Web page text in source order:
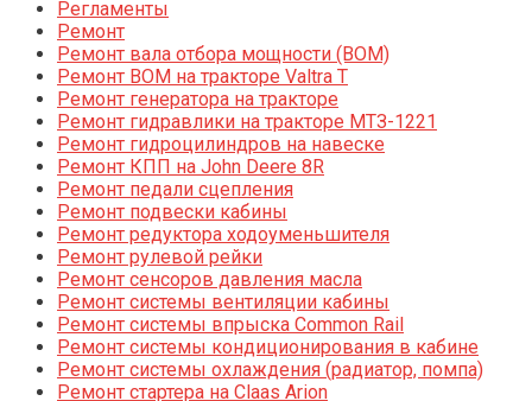
Регламенты
Ремонт
Ремонт вала отбора мощности (ВОМ)
Ремонт ВОМ на тракторе Valtra T
Ремонт генератора на тракторе
Ремонт гидравлики на тракторе МТЗ-1221
Ремонт гидроцилиндров на навеске
Ремонт КПП на John Deere 8R
Ремонт педали сцепления
Ремонт подвески кабины
Ремонт редуктора ходоуменьшителя
Ремонт рулевой рейки
Ремонт сенсоров давления масла
Ремонт системы вентиляции кабины
Ремонт системы впрыска Common Rail
Ремонт системы кондиционирования в кабине
Ремонт системы охлаждения (радиатор, помпа)
Ремонт стартера на Claas Arion